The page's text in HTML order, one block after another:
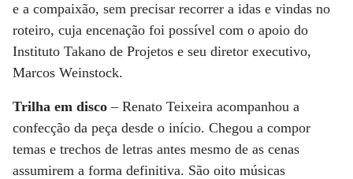
e a compaixão, sem precisar recorrer a idas e vindas no
roteiro, cuja encenação foi possível com o apoio do
Instituto Takano de Projetos e seu diretor executivo,
Marcos Weinstock.
Trilha em disco – Renato Teixeira acompanhou a
confecção da peça desde o início. Chegou a compor
temas e trechos de letras antes mesmo de as cenas
assumirem a forma definitiva. São oito músicas